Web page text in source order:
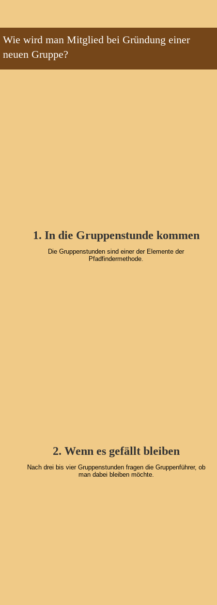
1. In die Gruppenstunde kommen
Die Gruppenstunden sind einer der Elemente der
Pfadfindermethode.
2. Wenn es gefällt bleiben
Nach drei bis vier Gruppenstunden fragen die Gruppenführer, ob
man dabei bleiben möchte.
Wie wird man Mitglied bei Gründung einer
neuen Gruppe?